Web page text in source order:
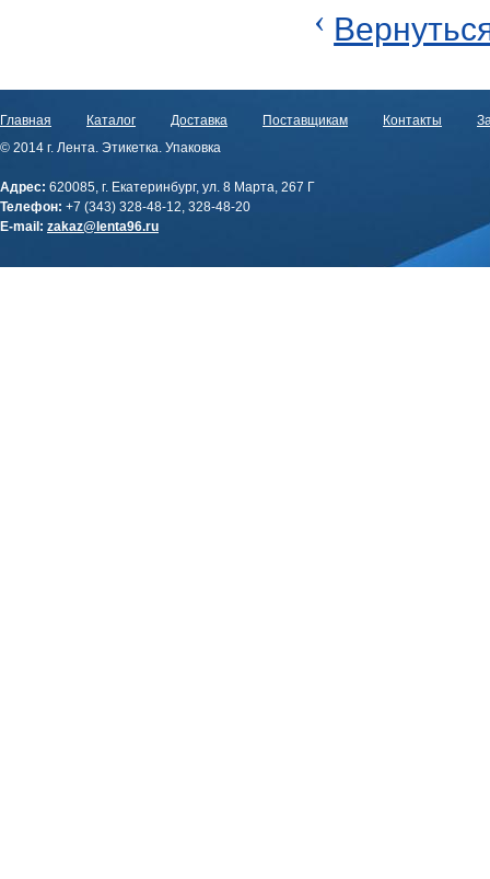
‹
Главная Каталог Доставка Поставщикам Контакты
© 2014 г. Лента. Этикетка. Упаковка
Адрес: 620085, г. Екатеринбург, ул. 8 Марта, 267 Г
Телефон: +7 (343) 328-48-12, 328-48-20
E-mail: zakaz@lenta96.ru